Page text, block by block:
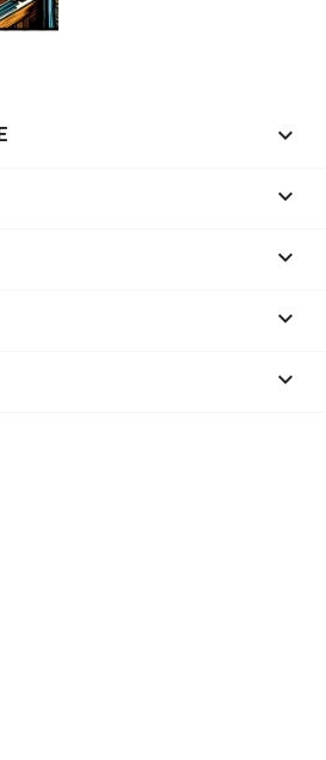




keyboard_arrow_down